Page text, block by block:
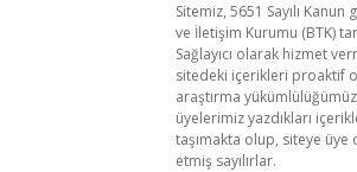
Sitemiz, 5651 Sayılı
ve İletişim Kurumu (BTK)
Sağlayıcı olarak hizmet
sitedeki içerikleri proaktif
araştırma
üyelerimiz yazdıkları
taşımakta olup, siteye
etmiş sayılırlar.